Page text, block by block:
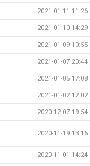
2021-01-11 11:26
2021-01-10 14:29
2021-01-09 10:55
2021-01-07 20:44
2021-01-05 17:08
2021-01-02 12:02
2020-12-07 19:54
2020-11-19 13:16
2020-11-01 14:24